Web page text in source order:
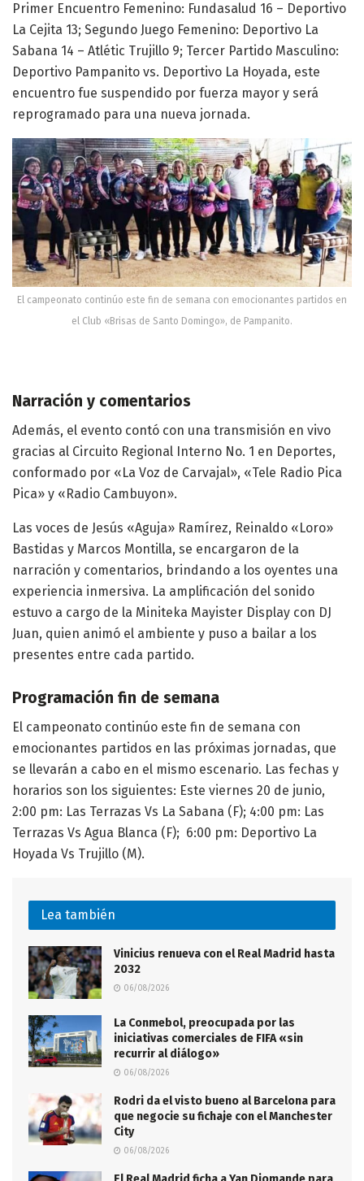
Primer Encuentro Femenino: Fundasalud 16 – Deportivo
La Cejita 13; Segundo Juego Femenino: Deportivo La
Sabana 14 – Atlétic Trujillo 9; Tercer Partido Masculino:
Deportivo Pampanito vs. Deportivo La Hoyada, este
encuentro fue suspendido por fuerza mayor y será
reprogramado para una nueva jornada.
El campeonato continúo este fin de semana con emocionantes partidos en
el Club «Brisas de Santo Domingo», de Pampanito.
Narración y comentarios
Además, el evento contó con una transmisión en vivo
gracias al Circuito Regional Interno No. 1 en Deportes,
conformado por «La Voz de Carvajal», «Tele Radio Pica
Pica» y «Radio Cambuyon».
Las voces de Jesús «Aguja» Ramírez, Reinaldo «Loro»
Bastidas y Marcos Montilla, se encargaron de la
narración y comentarios, brindando a los oyentes una
experiencia inmersiva. La amplificación del sonido
estuvo a cargo de la Miniteka Mayister Display con DJ
Juan, quien animó el ambiente y puso a bailar a los
presentes entre cada partido.
Programación fin de semana
El campeonato continúo este fin de semana con
emocionantes partidos en las próximas jornadas, que
se llevarán a cabo en el mismo escenario. Las fechas y
horarios son los siguientes: Este viernes 20 de junio,
2:00 pm: Las Terrazas Vs La Sabana (F); 4:00 pm: Las
Terrazas Vs Agua Blanca (F); 6:00 pm: Deportivo La
Hoyada Vs Trujillo (M).
Lea también
Vinicius renueva con el Real Madrid hasta
2032
06/08/2026
La Conmebol, preocupada por las
iniciativas comerciales de FIFA «sin
recurrir al diálogo»
06/08/2026
Rodri da el visto bueno al Barcelona para
que negocie su fichaje con el Manchester
City
06/08/2026